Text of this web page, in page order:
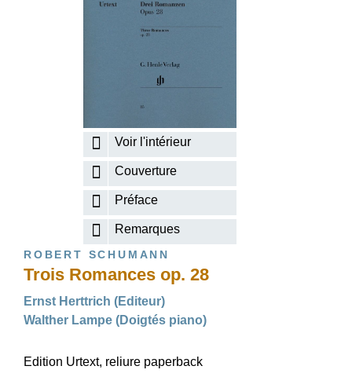
Voir l'intérieur
Couverture
Préface
Remarques
ROBERT SCHUMANN
Trois Romances op. 28
Ernst Herttrich (Editeur)
Walther Lampe (Doigtés piano)
Edition Urtext, reliure paperback